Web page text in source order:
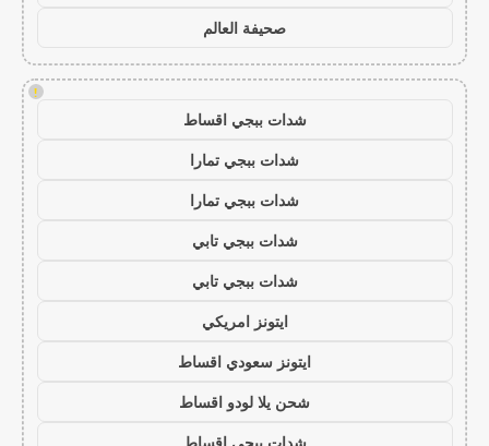
صحيفة العالم
!
شدات ببجي اقساط
شدات ببجي تمارا
شدات ببجي تمارا
شدات ببجي تابي
شدات ببجي تابي
ايتونز امريكي
ايتونز سعودي اقساط
شحن يلا لودو اقساط